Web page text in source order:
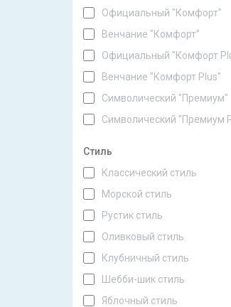
Официальный "Комфорт"
Венчание "Комфорт"
Официальный "Комфорт
Венчание "Комфорт Plus"
Символический "Премиум"
Символический "Премиум
Стиль
Классический стиль
Морской стиль
Рустик стиль
Оливковый стиль
Клубничный стиль
Шебби-шик стиль
Яблочный стиль